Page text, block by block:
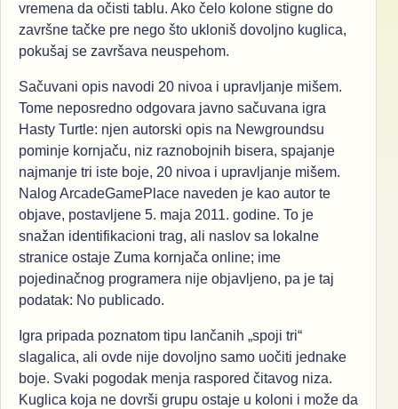
vremena da očisti tablu. Ako čelo kolone stigne do
završne tačke pre nego što ukloniš dovoljno kuglica,
pokušaj se završava neuspehom.
Sačuvani opis navodi 20 nivoa i upravljanje mišem.
Tome neposredno odgovara javno sačuvana igra
Hasty Turtle: njen autorski opis na Newgroundsu
pominje kornjaču, niz raznobojnih bisera, spajanje
najmanje tri iste boje, 20 nivoa i upravljanje mišem.
Nalog ArcadeGamePlace naveden je kao autor te
objave, postavljene 5. maja 2011. godine. To je
snažan identifikacioni trag, ali naslov sa lokalne
stranice ostaje Zuma kornjača online; ime
pojedinačnog programera nije objavljeno, pa je taj
podatak: No publicado.
Igra pripada poznatom tipu lančanih „spoji tri“
slagalica, ali ovde nije dovoljno samo uočiti jednake
boje. Svaki pogodak menja raspored čitavog niza.
Kuglica koja ne dovrši grupu ostaje u koloni i može da